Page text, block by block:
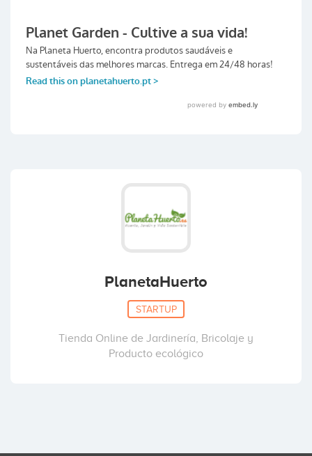
PlanetaHuerto
STARTUP
Tienda Online de Jardinería, Bricolaje y
Producto ecológico